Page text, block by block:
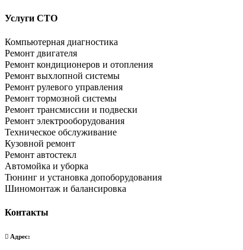
Услуги СТО
Компьютерная диагностика
Ремонт двигателя
Ремонт кондиционеров и отопления
Ремонт выхлопной системы
Ремонт рулевого управления
Ремонт тормозной системы
Ремонт трансмиссии и подвески
Ремонт электрооборудования
Техническое обслуживание
Кузовной ремонт
Ремонт автостекл
Автомойка и уборка
Тюнинг и установка допоборудования
Шиномонтаж и балансировка
Контакты
Адрес: